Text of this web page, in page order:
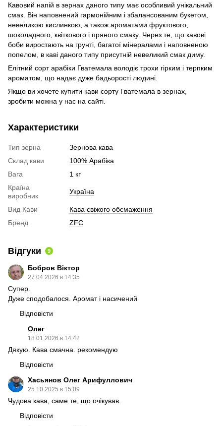
Кавовий напій в зернах даного типу має особливий унікальний
смак. Він наповнений гармонійним і збалансованим букетом,
невеликою кислинкою, а також ароматами фруктового,
шоколадного, квіткового і пряного смаку. Через те, що кавові
боби виростають на грунті, багатої мінералами і наповненою
попелом, в каві даного типу присутній невеликий смак диму.
Елітний сорт арабіки Гватемала володіє трохи гірким і терпким
ароматом, що надає дуже бадьорості людині.
Якщо ви хочете купити кави сорту Гватемала в зернах,
зробити можна у нас на сайті.
Характеристики
Тип зерна
Зернова кава
Склад кави
100% Арабіка
Вага
1 кг
Країна
виробник
Україна
Вид Кави
Кава свіжого обсмаження
Бренд
ZFC
Відгуки 9
Бобров Віктор
27.04.2026 в 14:35
Супер.
Дуже сподобалося. Аромат і насичений
Відповісти
Олег
18.01.2026 в 14:42
Дякую. Кава смачна. рекомендую
Відповісти
Хасьянов Олег Арифуллович
25.10.2025 в 15:09
Чудова кава, саме те, що очікував.
Відповісти